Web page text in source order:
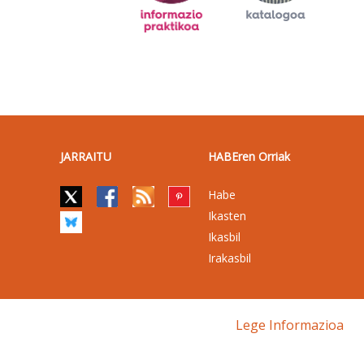
JARRAITU HABEren Orriak
Habe
Ikasten
Ikasbil
Irakasbil
Lege Informazioa